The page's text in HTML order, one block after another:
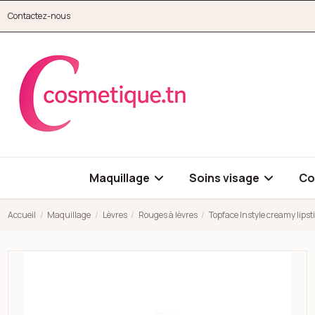
Contactez-nous
Maquillage Soins visage
Accueil Maquillage Lèvres Rouges à lèvres Topface Instyle creamy